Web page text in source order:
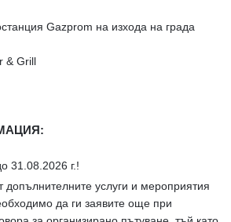
Gazprom на изхода на града
& Grill
31.08.2026 г.!
допълнителните услуги и мероприятия
да ги заявите още при